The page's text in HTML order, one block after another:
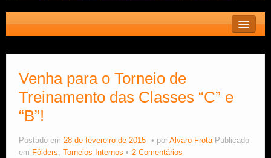
Fique Sócio
Quem Somos?
Calendário
Estude Xadrez
Venha para o Torneio de
Treinamento das Classes “C” e
“B”!
Postado em 28 de fevereiro de 2015 por Alvaro Frota Publicado
em Fôlders, Torneios Internos 2 Comentários